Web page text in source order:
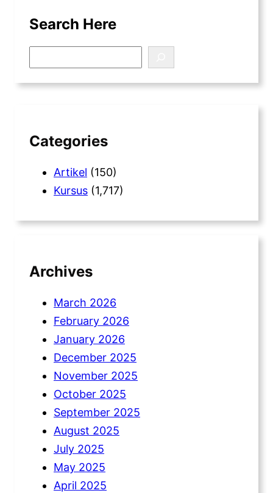
Search Here
e
a
Categories
Artikel (150)
Kursus (1,717)
Archives
March 2026
February 2026
January 2026
December 2025
November 2025
October 2025
September 2025
August 2025
July 2025
May 2025
April 2025